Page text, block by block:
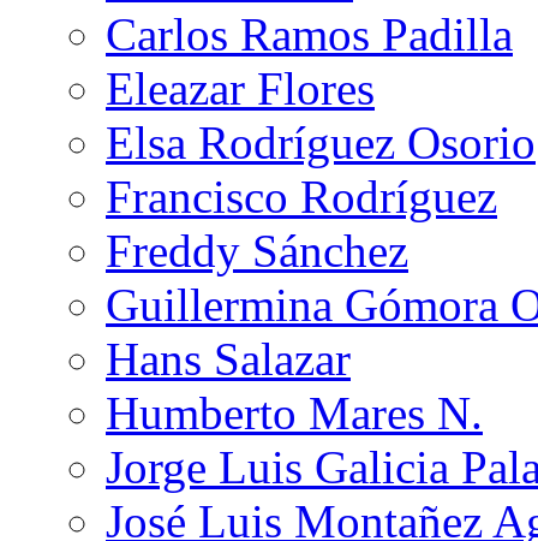
Carlos Ramos Padilla
Eleazar Flores
Elsa Rodríguez Osorio
Francisco Rodríguez
Freddy Sánchez
Guillermina Gómora
Hans Salazar
Humberto Mares N.
Jorge Luis Galicia
José Luis Montañez